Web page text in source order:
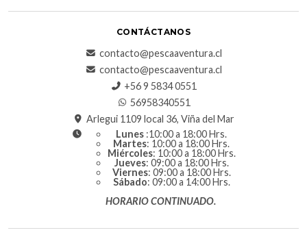
CONTÁCTANOS
contacto@pescaaventura.cl
contacto@pescaaventura.cl
+56 9 5834 0551
56958340551
Arlegui 1109 local 36, Viña del Mar
Lunes :10:00 a 18:00 Hrs.
Martes: 10:00 a 18:00 Hrs.
Miércoles: 10:00 a 18:00 Hrs.
Jueves: 09:00 a 18:00 Hrs.
Viernes: 09:00 a 18:00 Hrs.
Sábado: 09:00 a 14:00 Hrs.
HORARIO CONTINUADO.